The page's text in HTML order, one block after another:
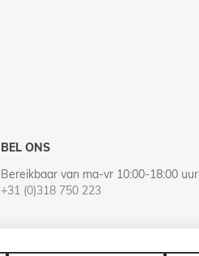
BEL ONS
Bereikbaar van ma-vr 10:00-18:00 uur
+31 (0)318 750 223